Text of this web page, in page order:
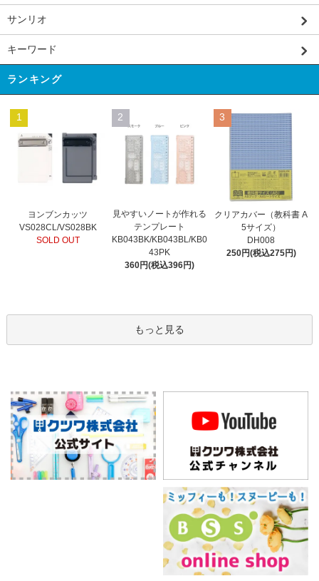
サンリオ
キーワード
ランキング
1
ヨンブンカッツ
VS028CL/VS028BK
SOLD OUT
2
見やすいノートが作れる
テンプレート
KB043BK/KB043BL/KB0
43PK
360円(税込396円)
3
クリアカバー（教科書 A
5サイズ）
DH008
250円(税込275円)
もっと見る